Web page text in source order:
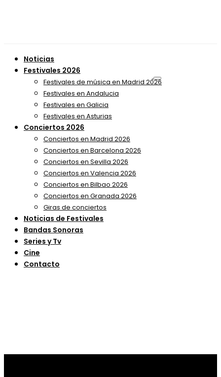
Noticias
Festivales 2026
Festivales de música en Madrid 2026
Festivales en Andalucia
Festivales en Galicia
Festivales en Asturias
Conciertos 2026
Conciertos en Madrid 2026
Conciertos en Barcelona 2026
Conciertos en Sevilla 2026
Conciertos en Valencia 2026
Conciertos en Bilbao 2026
Conciertos en Granada 2026
Giras de conciertos
Noticias de Festivales
Bandas Sonoras
Series y Tv
Cine
Contacto